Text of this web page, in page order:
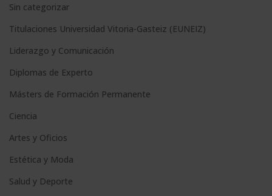
Sin categorizar
Titulaciones Universidad Vitoria-Gasteiz (EUNEIZ)
Liderazgo y Comunicación
Diplomas de Experto
Másters de Formación Permanente
Ciencia
Artes y Oficios
Estética y Moda
Salud y Deporte